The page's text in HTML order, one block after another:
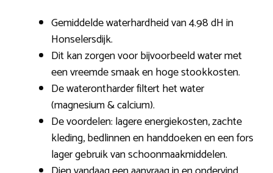
Gemiddelde waterhardheid van 4.98 dH in
Honselersdijk.
Dit kan zorgen voor bijvoorbeeld water met
een vreemde smaak en hoge stookkosten.
De waterontharder filtert het water
(magnesium & calcium).
De voordelen: lagere energiekosten, zachte
kleding, bedlinnen en handdoeken en een fors
lager gebruik van schoonmaakmiddelen.